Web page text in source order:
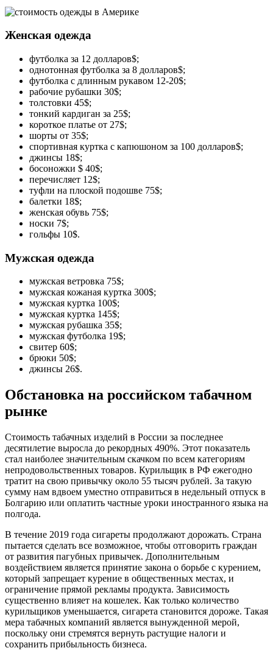
Женская одежда
футболка за 12 долларов$;
однотонная футболка за 8 долларов$;
футболка с длинным рукавом 12-20$;
рабочие рубашки 30$;
толстовки 45$;
тонкий кардиган за 25$;
короткое платье от 27$;
шорты от 35$;
спортивная куртка с капюшоном за 100 долларов$;
джинсы 18$;
босоножки $ 40$;
перечисляет 12$;
туфли на плоской подошве 75$;
балетки 18$;
женская обувь 75$;
носки 7$;
гольфы 10$.
Мужская одежда
мужская ветровка 75$;
мужская кожаная куртка 300$;
мужская куртка 100$;
мужская куртка 145$;
мужская рубашка 35$;
мужская футболка 19$;
свитер 60$;
брюки 50$;
джинсы 26$.
Обстановка на российском табачном
рынке
Стоимость табачных изделий в России за последнее
десятилетие выросла до рекордных 490%. Этот показатель
стал наиболее значительным скачком по всем категориям
непродовольственных товаров. Курильщик в РФ ежегодно
тратит на свою привычку около 55 тысяч рублей. За такую ​​
сумму нам вдвоем уместно отправиться в недельный отпуск в
Болгарию или оплатить частные уроки иностранного языка на
полгода.
В течение 2019 года сигареты продолжают дорожать. Страна
пытается сделать все возможное, чтобы отговорить граждан
от развития пагубных привычек. Дополнительным
воздействием является принятие закона о борьбе с курением,
который запрещает курение в общественных местах, и
ограничение прямой рекламы продукта. Зависимость
существенно влияет на кошелек. Как только количество
курильщиков уменьшается, сигарета становится дороже. Такая
мера табачных компаний является вынужденной мерой,
поскольку они стремятся вернуть растущие налоги и
сохранить прибыльность бизнеса.